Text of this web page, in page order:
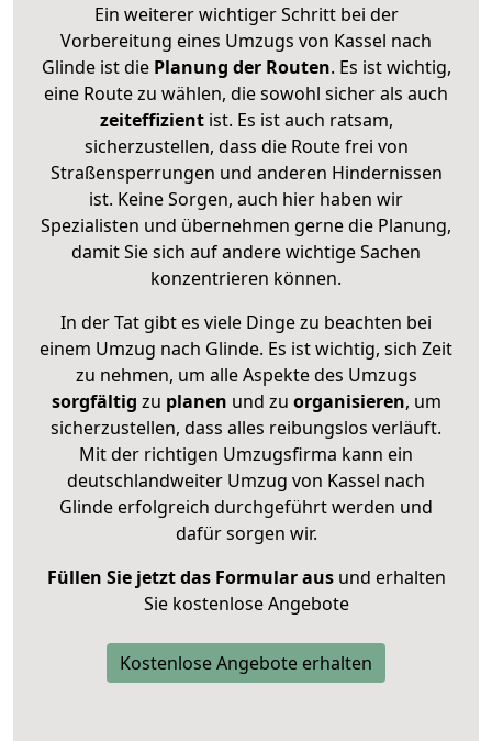
Ein weiterer wichtiger Schritt bei der
Vorbereitung eines Umzugs von Kassel nach
Glinde ist diePlanung der Routen. Es ist wichtig,
eine Route zu wählen, die sowohl sicher als auch
zeiteffizientist. Es ist auch ratsam,
sicherzustellen, dass die Route frei von
Straßensperrungen und anderen Hindernissen
ist. Keine Sorgen, auch hier haben wir
Spezialisten und übernehmen gerne die Planung,
damit Sie sich auf andere wichtige Sachen
konzentrieren können.
In der Tat gibt es viele Dinge zu beachten bei
einem Umzug nach Glinde. Es ist wichtig, sich Zeit
zu nehmen, um alle Aspekte des Umzugs
sorgfältig zu planen und zu organisieren, um
sicherzustellen, dass alles reibungslos verläuft.
Mit der richtigen Umzugsfirma kann ein
deutschlandweiter Umzug von Kassel nach
Glinde erfolgreich durchgeführt werden und
dafür sorgen wir.
Füllen Sie jetzt das Formular ausund erhalten
Sie kostenlose Angebote
Kostenlose Angebote erhalten